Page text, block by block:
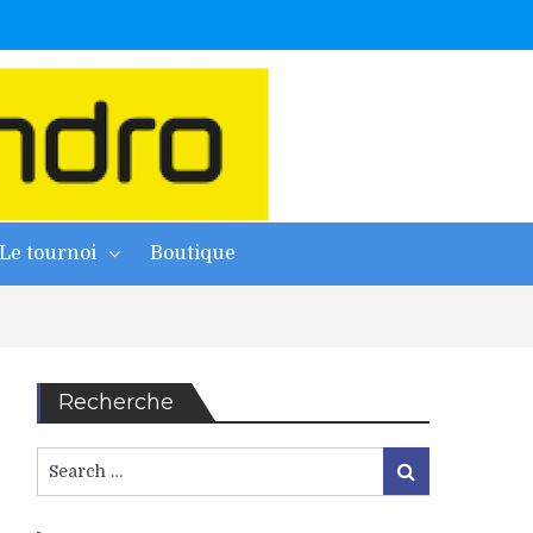
Le tournoi Boutique
Recherche
for:
Search